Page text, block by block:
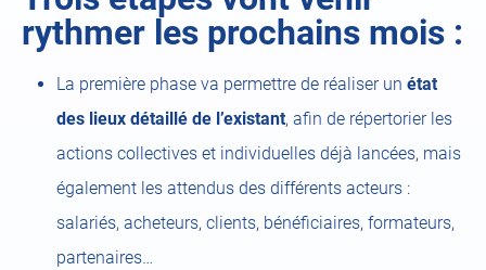
rythmer les prochains mois :
La première phase va permettre de réaliser un état
des lieux détaillé de l’existant, afin de répertorier les
actions collectives et individuelles déjà lancées, mais
également les attendus des différents acteurs :
salariés, acheteurs, clients, bénéficiaires, formateurs,
partenaires…